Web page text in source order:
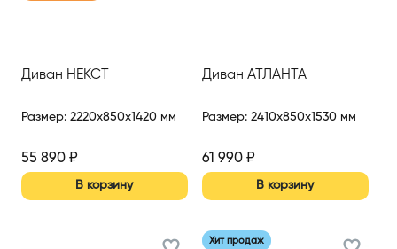
Диван НЕКСТ
Размер: 2220x850x1420 мм
55 890 ₽
В корзину
Диван АТЛАНТА
Размер: 2410x850x1530 мм
61 990₽
В корзину
Хит продаж